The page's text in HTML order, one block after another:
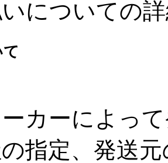
についての
カーによっ
指定、発送